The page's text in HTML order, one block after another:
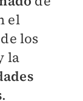
el
los
la
.